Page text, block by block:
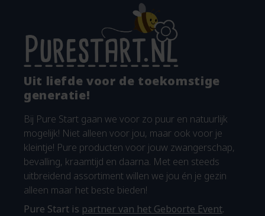
Uit liefde voor de toekomstige
generatie!
Bij Pure Start gaan we voor zo puur en natuurlijk
mogelijk! Niet alleen voor jou, maar ook voor je
kleintje! Pure producten voor jouw zwangerschap,
bevalling, kraamtijd en daarna. Met een steeds
uitbreidend assortiment willen we jou én je gezin
alleen maar het beste bieden!
Pure Start is partner van het Geboorte Event.